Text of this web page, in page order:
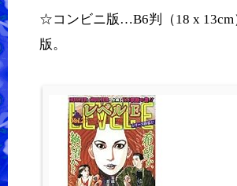
☆コンビニ版…B6判（18 x 13cm
版。